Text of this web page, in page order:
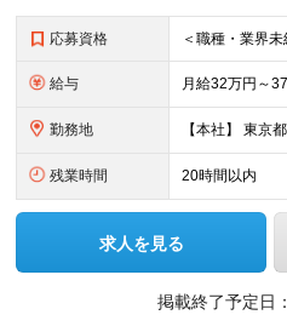
応募資格
給与
勤務地
残業時間 20時間以内
求人を見る
掲載終了予定日：